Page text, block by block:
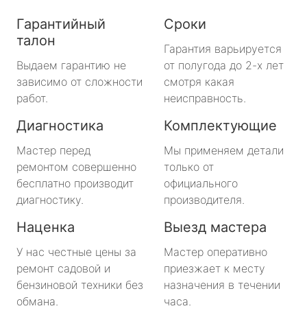
Гарантийный
талон
Выдаем гарантию не
зависимо от сложности
работ.
Сроки
Гарантия варьируется
от полугода до 2-х лет
смотря какая
неисправность.
Диагностика
Мастер перед
ремонтом совершенно
бесплатно производит
диагностику.
Комплектующие
Мы применяем детали
только от
официального
производителя.
Наценка
У нас честные цены за
ремонт садовой и
бензиновой техники без
обмана.
Выезд мастера
Мастер оперативно
приезжает к месту
назначения в течении
часа.